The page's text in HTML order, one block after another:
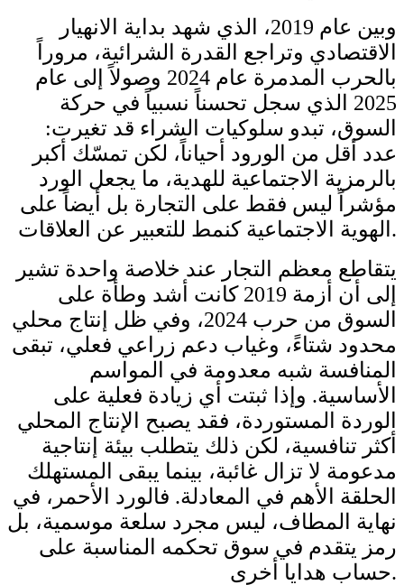
وبين عام 2019، الذي شهد بداية الانهيار
الاقتصادي وتراجع القدرة الشرائية، مروراً
بالحرب المدمرة عام 2024 وصولاً إلى عام
2025 الذي سجل تحسناً نسبياً في حركة
السوق، تبدو سلوكيات الشراء قد تغيرت:
عدد أقل من الورود أحياناً، لكن تمسّك أكبر
بالرمزية الاجتماعية للهدية، ما يجعل الورد
مؤشراً ليس فقط على التجارة بل أيضاً على
الهوية الاجتماعية كنمط للتعبير عن العلاقات.
يتقاطع معظم التجار عند خلاصة واحدة تشير
إلى أن أزمة 2019 كانت أشد وطأة على
السوق من حرب 2024، وفي ظل إنتاج محلي
محدود شتاءً، وغياب دعم زراعي فعلي، تبقى
المنافسة شبه معدومة في المواسم
الأساسية. وإذا ثبتت أي زيادة فعلية على
الوردة المستوردة، فقد يصبح الإنتاج المحلي
أكثر تنافسية، لكن ذلك يتطلب بيئة إنتاجية
مدعومة لا تزال غائبة، بينما يبقى المستهلك
الحلقة الأهم في المعادلة. فالورد الأحمر، في
نهاية المطاف، ليس مجرد سلعة موسمية، بل
رمز يتقدم في سوق تحكمه المناسبة على
حساب هدايا أخرى.